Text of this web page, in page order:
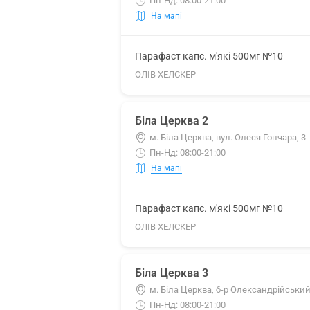
На мапі
Парафаст капс. м'які 500мг №10
ОЛІВ ХЕЛСКЕР
Біла Церква 2
м. Біла Церква, вул. Олеся Гончара, 3
Пн-Нд: 08:00-21:00
На мапі
Парафаст капс. м'які 500мг №10
ОЛІВ ХЕЛСКЕР
Біла Церква 3
м. Біла Церква, б-р
Пн-Нд: 08:00-21:00